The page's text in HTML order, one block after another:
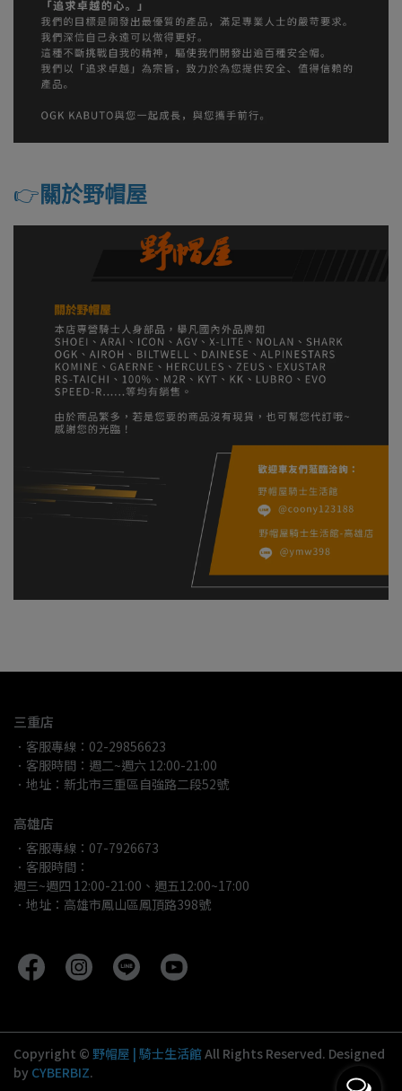
👉️ 關於野帽屋
三重店
．客服專線：02-29856623
．客服時間：週二~週六 12:00-21:00
．地址：新北市三重區自強路二段52號
高雄店
．客服專線：07-7926673
．客服時間：
週三~週四 12:00-21:00、週五12:00~17:00
．地址：高雄市鳳山區鳳頂路398號
Copyright © 野帽屋 | 騎士生活館All Rights Reserved. Designed
by CYBERBIZ.